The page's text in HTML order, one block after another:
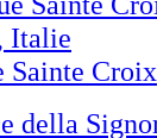
Sainte Croix